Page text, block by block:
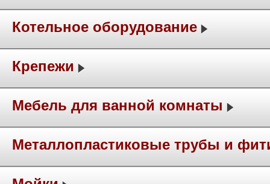
Котельное оборудование
Крепежи
Мебель для ванной комнаты
Металлопластиковые трубы и